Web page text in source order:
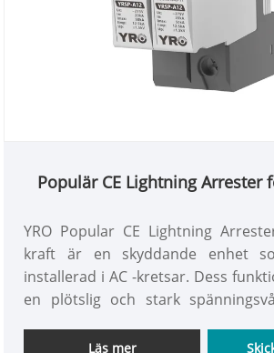
Populär CE Lightning Arrester
YRO Popular CE Lightning
kraft är en skyddande enhet
installerad i AC -kretsar. Dess
en plötslig och stark
kan den starta omedelbart,
Läs mer